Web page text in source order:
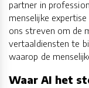
partner in
menselijke
ons streven om de
vertaaldiensten te
waarop de
Waar AI het